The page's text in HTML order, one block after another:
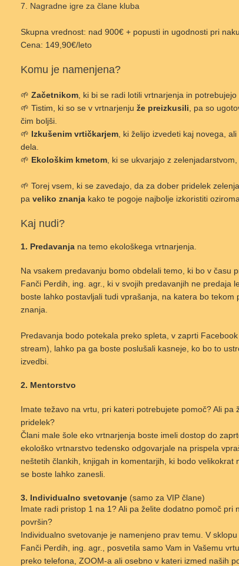
Nagradne igre za člane kluba
Skupna vrednost: nad 900€ + popusti in ugodnosti pri
Cena: 149,90€/leto
Komu je namenjena?
🌱 Začetnikom , ki bi se radi lotili vrtnarjenja in potrebujejo
🌱 Tistim, ki so se v vrtnarjenju že preizkusili , pa so
čim boljši.
🌱 Izkušenim vrtičkarjem , ki želijo izvedeti kaj novega,
dela.
🌱 Ekološkim kmetom , ki se ukvarjajo z
🌱 Torej vsem, ki se zavedajo, da za dober pridelek
pa veliko znanja kako te pogoje najbolje izkoristiti
Kaj nudi?
1. Predavanja na temo ekološkega vrtnarjenja.
Na vsakem predavanju bomo obdelali temo, ki bo v času
Fanči Perdih, ing. agr., ki v svojih predavanjih ne predaja
boste lahko postavljali tudi vprašanja, na katera bo
znanja.
Predavanja bodo potekala preko spleta, v zaprti
stream), lahko pa ga boste poslušali kasneje, ko bo to
izvedbi.
2. Mentorstvo
Imate težavo na vrtu, pri kateri potrebujete pomoč? Ali
pridelek?
Člani male šole eko vrtnarjenja boste imeli dostop do
ekološko vrtnarstvo tedensko odgovarjale na prispela
neštetih člankih, knjigah in komentarjih, ki bodo
se boste lahko zanesli.
3. Individualno svetovanje (samo za VIP člane)
Imate radi pristop 1 na 1? Ali pa želite dodatno pomoč
površin?
Individualno svetovanje je namenjeno prav temu. V
Fanči Perdih, ing. agr., posvetila samo Vam in Vašemu
preko telefona, ZOOM-a ali osebno v kateri izmed naših